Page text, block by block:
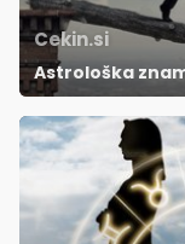
Cekin.si
Astrološka